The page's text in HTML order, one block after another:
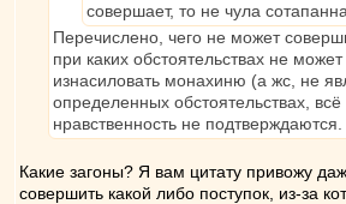
совершает, то не чула
Перечислено, чего не может
при каких обстоятельствах не
изнасиловать монахиню (а жс, не
определенных обстоятельствах,
нравственность не подтверждаются.
Какие загоны? Я вам цитату привожу
совершить какой либо поступок, из-за